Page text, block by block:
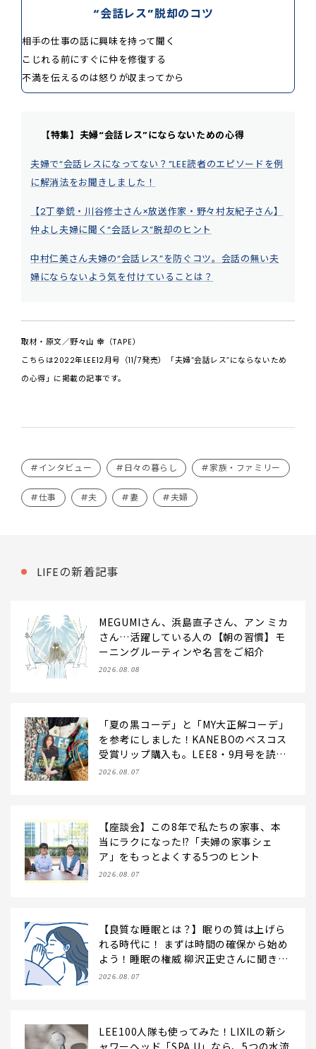
“会話レス”脱却のコツ
相手の仕事の話に興味を持って聞く
こじれる前にすぐに仲を修復する
不満を伝えるのは怒りが収まってから
【特集】夫婦“会話レス”にならないための心得
夫婦で“会話レスになってない？”LEE読者のエピソードを例
に解消法をお聞きしました！
【2丁拳銃・川谷修士さん×放送作家・野々村友紀子さん】
仲よし夫婦に聞く“会話レス”脱却のヒント
中村仁美さん夫婦の“会話レス”を防ぐコツ。会話の無い夫
婦にならないよう気を付けていることは？
取材・原文／野々山 幸（TAPE）
こちらは2022年LEE12月号（11/7発売）「夫婦“会話レス”にならないため
の心得」に掲載の記事です。
#インタビュー #日々の暮らし #家族・ファミリー
#仕事 #夫 #妻 #夫婦
LIFEの新着記事
MEGUMIさん、浜島直子さん、アン ミカ
さん…活躍している人の【朝の習慣】モ
ーニングルーティンや名言をご紹介
2026.08.08
「夏の黒コーデ」と「MY大正解コーデ」
を参考にしました！KANEBOのベスコス
受賞リップ購入も。LEE8・9月号を読ん
だ6人の感想【LEE100人隊のレビューvo
2026.08.07
【座談会】この8年で私たちの家事、本
当にラクになった!?「夫婦の家事シェ
ア」をもっとよくする5つのヒント
2026.08.07
【良質な睡眠とは？】眠りの質は上げら
れる時代に！ まずは時間の確保から始め
よう！睡眠の権威 柳沢正史さんに聞きま
した
2026.08.07
LEE100人隊も使ってみた！LIXILの新シ
ャワーヘッド「SPA U」なら、5つの水流